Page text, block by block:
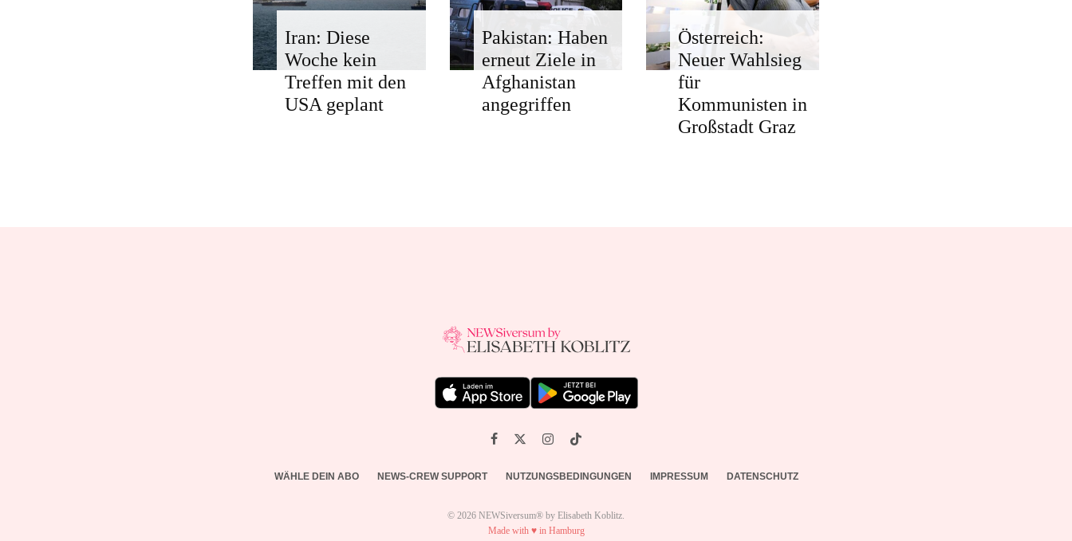
Iran: Diese
Woche kein
Treffen mit den
USA geplant
Pakistan: Haben
erneut Ziele in
Afghanistan
angegriffen
Österreich:
Neuer Wahlsieg
für
Kommunisten in
Großstadt Graz
WÄHLE DEIN ABO NEWS-CREW SUPPORT NUTZUNGSBEDINGUNGEN IMPRESSUM DATENSCHUTZ
© 2026 NEWSiversum® by Elisabeth Koblitz.
Made with ♥ in Hamburg